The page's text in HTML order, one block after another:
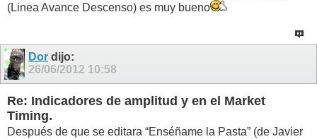
(Linea Avance Descenso) es muy bueno
Dor dijo:
26/06/2012 10:58
Re: Indicadores de amplitud y en el Market
Timing.
Después de que se editara “Enséñame la Pasta” (de Javier